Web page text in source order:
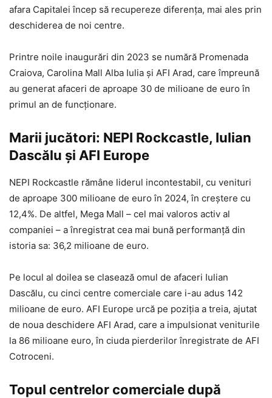
afara Capitalei încep să recupereze diferența, mai ales prin
deschiderea de noi centre.
Printre noile inaugurări din 2023 se numără Promenada
Craiova, Carolina Mall Alba Iulia și AFI Arad, care împreună
au generat afaceri de aproape 30 de milioane de euro în
primul an de funcționare.
Marii jucători: NEPI Rockcastle, Iulian
Dascălu și AFI Europe
NEPI Rockcastle rămâne liderul incontestabil, cu venituri
de aproape 300 milioane de euro în 2024, în creștere cu
12,4%. De altfel, Mega Mall – cel mai valoros activ al
companiei – a înregistrat cea mai bună performanță din
istoria sa: 36,2 milioane de euro.
Pe locul al doilea se clasează omul de afaceri Iulian
Dascălu, cu cinci centre comerciale care i-au adus 142
milioane de euro. AFI Europe urcă pe poziția a treia, ajutat
de noua deschidere AFI Arad, care a impulsionat veniturile
la 86 milioane euro, în ciuda pierderilor înregistrate de AFI
Cotroceni.
Topul centrelor comerciale după